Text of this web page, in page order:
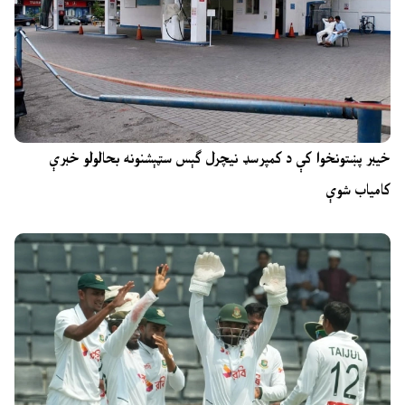
خیبر پښتونخوا کې د کمپرسډ نیچرل ګېس سټېشنونه بحالولو خبرې
کامیاب شوې